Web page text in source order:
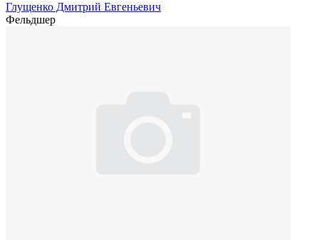
Глущенко Дмитрий Евгеньевич
Фельдшер